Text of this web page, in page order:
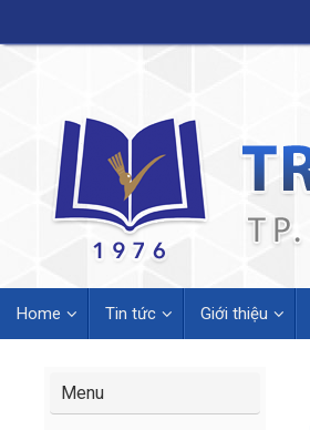
to
content
Home Tin tức Giới thiệu
Menu